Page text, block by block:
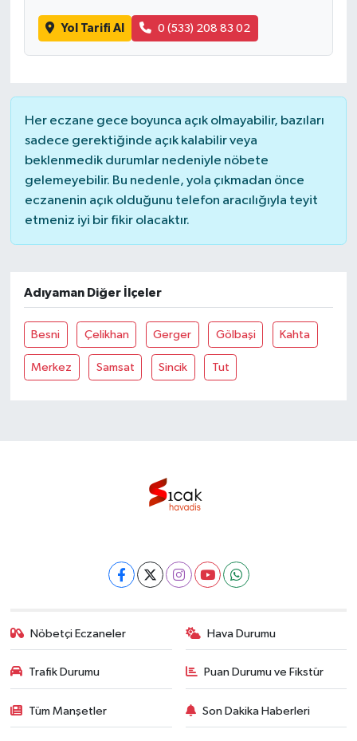
Yol Tarifi Al 0 (533) 208 83 02
Her eczane gece boyunca açık olmayabilir, bazıları
sadece gerektiğinde açık kalabilir veya
beklenmedik durumlar nedeniyle nöbete
gelemeyebilir. Bu nedenle, yola çıkmadan önce
eczanenin açık olduğunu telefon aracılığıyla teyit
etmeniz iyi bir fikir olacaktır.
Adıyaman Diğer İlçeler
Besni Çelikhan Gerger Gölbaşi Kahta
Merkez Samsat Sincik Tut
Nöbetçi Eczaneler Hava Durumu
Trafik Durumu Puan Durumu ve Fikstür
Tüm Manşetler Son Dakika Haberleri